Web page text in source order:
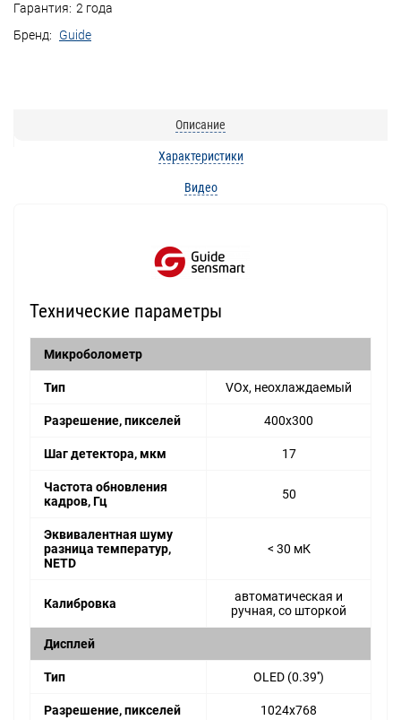
Гарантия: 2 года
Бренд:
Guide
Описание
Характеристики
Видео
Технические параметры
Микроболометр
Тип VOx, неохлаждаемый
Разрешение, пикселей 400x300
Шаг детектора, мкм 17
Частота обновления
кадров, Гц
50
Эквивалентная шуму
разница температур,
NETD
< 30 мК
Калибровка
автоматическая и
ручная, со шторкой
Дисплей
Тип OLED (0.39'')
Разрешение, пикселей 1024x768